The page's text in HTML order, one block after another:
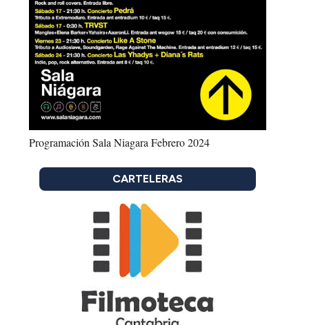
Programación Sala Niagara Febrero 2024
CARTELERAS